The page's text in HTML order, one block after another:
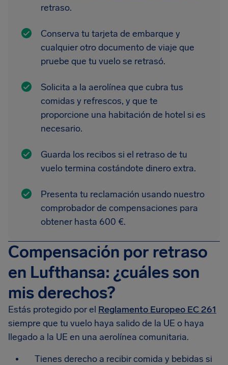
retraso.
Conserva tu tarjeta de embarque y
cualquier otro documento de viaje que
pruebe que tu vuelo se retrasó.
Solicita a la aerolínea que cubra tus
comidas y refrescos, y que te
proporcione una habitación de hotel si es
necesario.
Guarda los recibos si el retraso de tu
vuelo termina costándote dinero extra.
Presenta tu reclamación usando nuestro
comprobador de compensaciones para
obtener hasta 600 €.
Compensación por retraso
en Lufthansa: ¿cuáles son
mis derechos?
Estás protegido por el Reglamento Europeo EC 261
siempre que tu vuelo haya salido de la UE o haya
llegado a la UE en una aerolínea comunitaria.
Tienes derecho a recibir comida y bebidas si